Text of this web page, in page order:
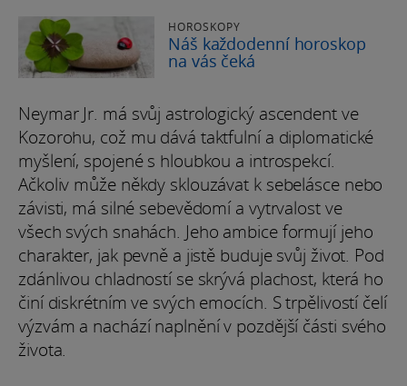
HOROSKOPY
Náš každodenní horoskop
na vás čeká
Neymar Jr. má svůj astrologický ascendent ve
Kozorohu, což mu dává taktfulní a diplomatické
myšlení, spojené s hloubkou a introspekcí.
Ačkoliv může někdy sklouzávat k sebelásce nebo
závisti, má silné sebevědomí a vytrvalost ve
všech svých snahách. Jeho ambice formují jeho
charakter, jak pevně a jistě buduje svůj život. Pod
zdánlivou chladností se skrývá plachost, která ho
činí diskrétním ve svých emocích. S trpělivostí čelí
výzvám a nachází naplnění v pozdější části svého
života.